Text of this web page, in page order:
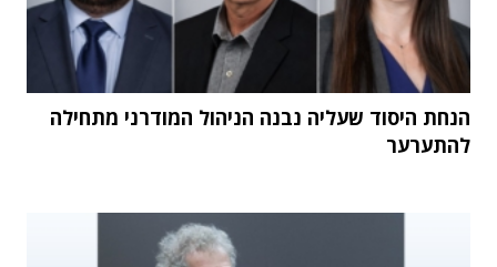
הנחת היסוד שעליה נבנה הניהול המודרני מתחילה
להתערער